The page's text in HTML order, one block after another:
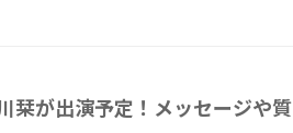
栞が出演予定！メッセージや質